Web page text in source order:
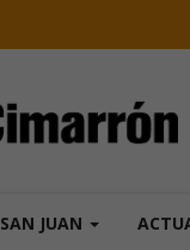
SAN JUAN